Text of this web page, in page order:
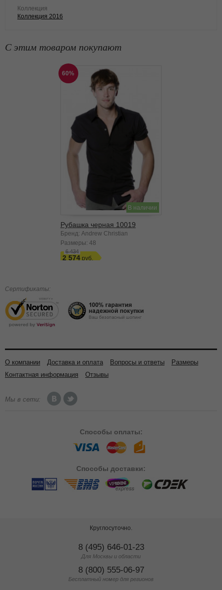
Коллекция
Коллекция 2016
С этим товаром покупают
60%
В наличии
Рубашка черная 10019
Бренд: Andrew Christian
Размеры: 48
6 434
2 574
Сертификаты:
О компании Доставка и оплата Вопросы и ответы
Размеры
Контактная информация
Отзывы
Мы в сети:
Способы оплаты:
Способы доставки:
Круглосуточно.
8 (495) 646-01-23
Для Москвы и области
8 (800) 555-06-97
Бесплатный номер для регионов